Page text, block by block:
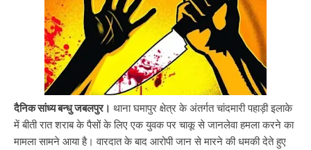
दैनिक सांध्य बन्धु जबलपुर। थाना घमापुर क्षेत्र के अंतर्गत चांदमारी पहाड़ी इलाके
में बीती रात शराब के पैसों के लिए एक युवक पर चाकू से जानलेवा हमला करने का
मामला सामने आया है। वारदात के बाद आरोपी जान से मारने की धमकी देते हुए